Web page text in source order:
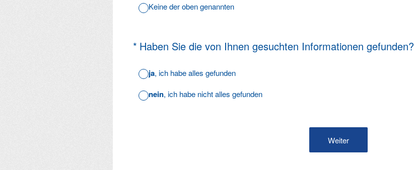
Keine der oben genannten
* Haben Sie die von Ihnen gesuchten Informationen gefunden?
(Erforderlich.)
ja, ich habe alles gefunden
nein, ich habe nicht alles gefunden
Weiter